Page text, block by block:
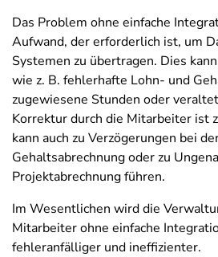
Das Problem ohne einfache
Aufwand, der erforderlich ist, um
Systemen zu übertragen. Dies
wie z. B. fehlerhafte Lohn- und
zugewiesene Stunden oder
Korrektur durch die Mitarbeiter ist
kann auch zu Verzögerungen bei
Gehaltsabrechnung oder zu
Projektabrechnung führen.
Im Wesentlichen wird die
Mitarbeiter ohne einfache
fehleranfälliger und ineffizienter.